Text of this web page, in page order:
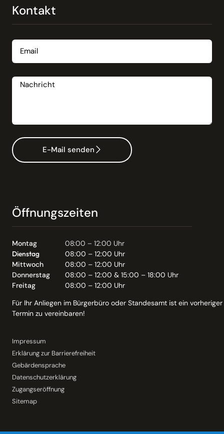
Kontakt
E-Mail senden
Öffnungszeiten
Montag
08:00 – 12:00 Uhr
Dienstag
08:00 – 12:00 Uhr
Mittwoch
08:00 – 12:00 Uhr
Donnerstag
08:00 – 12:00 & 15:00 – 18:00 Uhr
Freitag
08:00 – 12:00 Uhr
Für Ihr Anliegen im Bürgerbüro oder Standesamt ist ein vorheriger
Termin zu vereinbaren!
Impressum
Erklärung zur Barrierefreiheit
Gebärdensprache
Datenschutzerklärung
Zugangseröffnung
Sitemap